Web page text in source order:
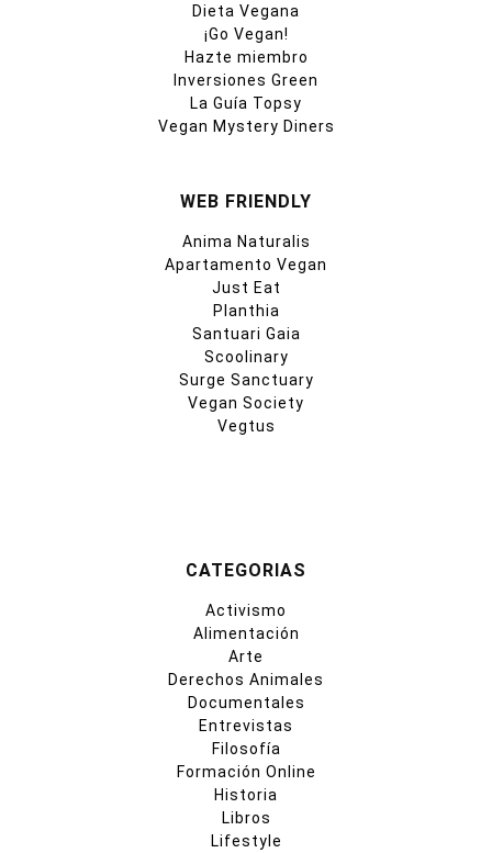
Dieta Vegana
¡Go Vegan!
Hazte miembro
Inversiones Green
La Guía Topsy
Vegan Mystery Diners
WEB FRIENDLY
Anima Naturalis
Apartamento Vegan
Just Eat
Planthia
Santuari Gaia
Scoolinary
Surge Sanctuary
Vegan Society
Vegtus
CATEGORIAS
Activismo
Alimentación
Arte
Derechos Animales
Documentales
Entrevistas
Filosofía
Formación Online
Historia
Libros
Lifestyle